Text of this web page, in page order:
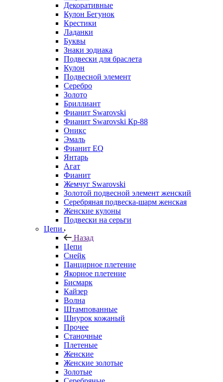
Декоративные
Кулон Бегунок
Крестики
Ладанки
Буквы
Знаки зодиака
Подвески для браслета
Кулон
Подвесной элемент
Серебро
Золото
Бриллиант
Фианит Swarovski
Фианит Swarovski Кр-88
Оникс
Эмаль
Фианит EQ
Янтарь
Агат
Фианит
Жемчуг Swarovski
Золотой подвесной элемент женcкий
Серебряная подвеска-шарм женская
Женские кулоны
Подвески на серьги
Цепи
Назад
Цепи
Снейк
Панцирное плетение
Якорное плетение
Бисмарк
Кайзер
Волна
Штампованные
Шнурок кожаный
Прочее
Станочные
Плетеные
Женские
Женские золотые
Золотые